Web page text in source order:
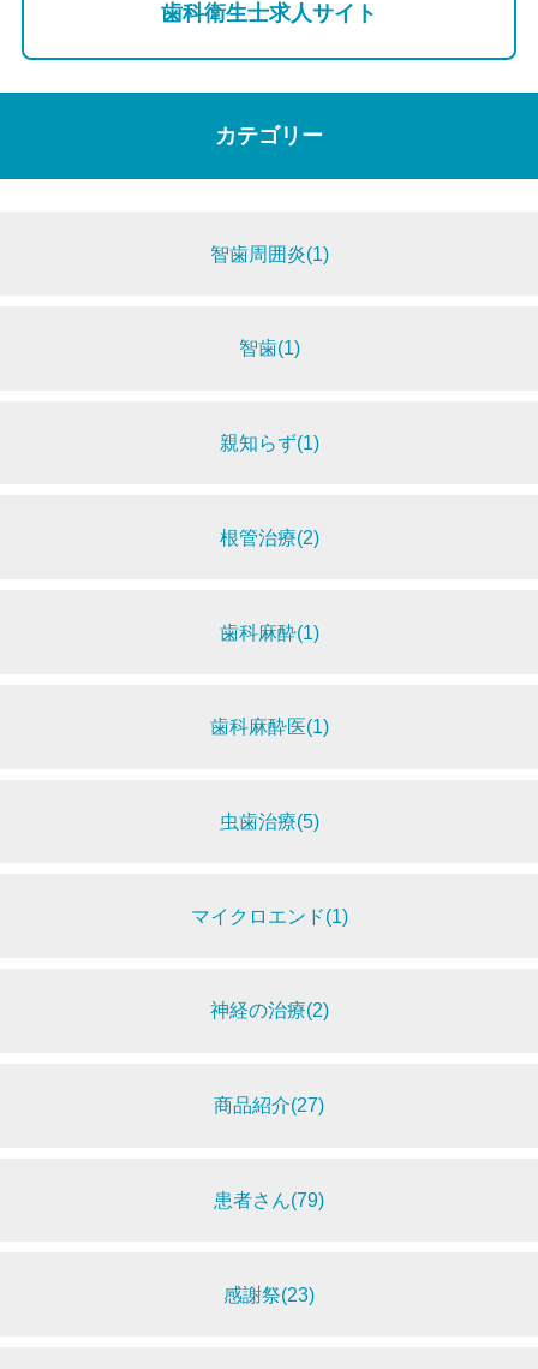
歯科衛生士求人サイト
カテゴリー
智歯周囲炎(1)
智歯(1)
親知らず(1)
根管治療(2)
歯科麻酔(1)
歯科麻酔医(1)
虫歯治療(5)
マイクロエンド(1)
神経の治療(2)
商品紹介(27)
患者さん(79)
感謝祭(23)